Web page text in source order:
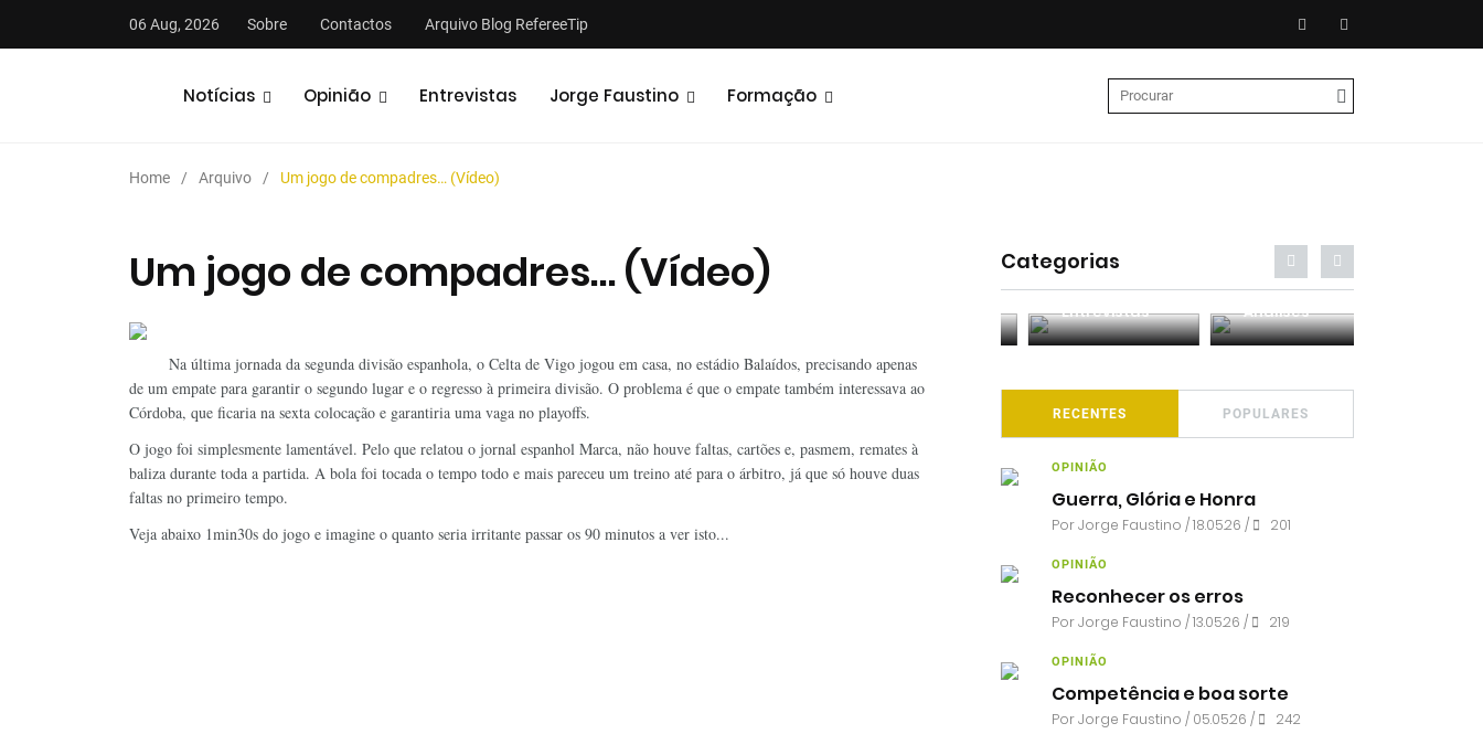
06 Aug, 2026 Sobre Contactos Arquivo Blog RefereeTip
Notícias Opinião Entrevistas Jorge Faustino Formação
Home Arquivo Um jogo de compadres… (Vídeo)
Um jogo de compadres… (Vídeo)
Na última jornada da segunda divisão espanhola, o Celta de Vigo jogou em casa, no estádio Balaídos, precisando apenas
de um empate para garantir o segundo lugar e o regresso à primeira divisão. O problema é que o empate também interessava ao
Córdoba, que ficaria na sexta colocação e garantiria uma vaga no playoffs.
O jogo foi simplesmente lamentável. Pelo que relatou o jornal espanhol Marca, não houve faltas, cartões e, pasmem, remates à
baliza durante toda a partida. A bola foi tocada o tempo todo e mais pareceu um treino até para o árbitro, já que só houve duas
faltas no primeiro tempo.
Veja abaixo 1min30s do jogo e imagine o quanto seria irritante passar os 90 minutos a ver isto...
Categorias
Entrevistas Análises
RECENTES POPULARES
OPINIÃO
Guerra, Glória e Honra
PorJorge Faustino / 18.05.26 / 201
OPINIÃO
Reconhecer os erros
PorJorge Faustino / 13.05.26 / 219
OPINIÃO
Competência e boa sorte
PorJorge Faustino / 05.05.26 / 242